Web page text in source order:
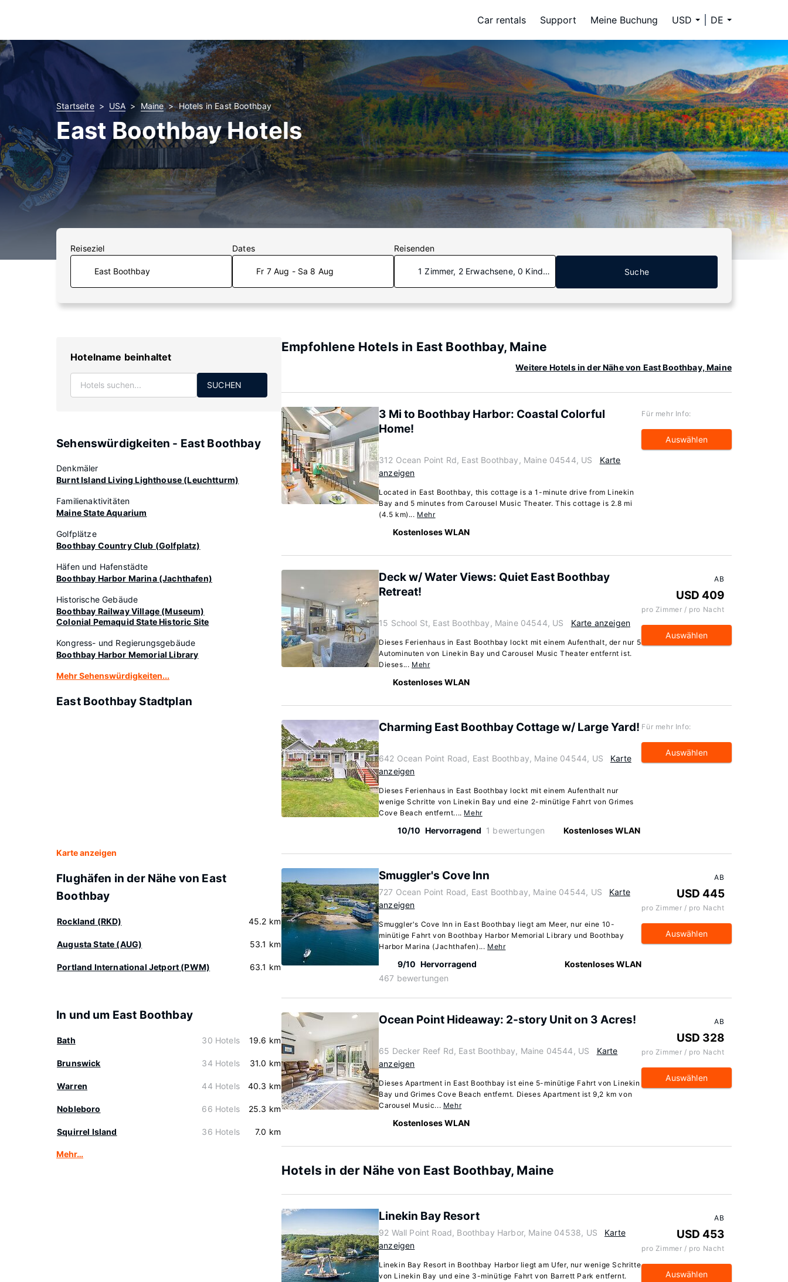
Car rentals Support Meine Buchung USD DE
Startseite USA Maine Hotels in East Boothbay
East Boothbay Hotels
Reiseziel Dates
Fr 7 Aug - Sa 8 Aug
Reisenden
1 Zimmer, 2 Erwachsene, 0 Kinder Suche
Hotelname beinhaltet
SUCHEN
Sehenswürdigkeiten - East Boothbay
Denkmäler
Burnt Island Living Lighthouse (Leuchtturm)
Familienaktivitäten
Maine State Aquarium
Golfplätze
Boothbay Country Club (Golfplatz)
Häfen und Hafenstädte
Boothbay Harbor Marina (Jachthafen)
Historische Gebäude
Boothbay Railway Village (Museum)
Colonial Pemaquid State Historic Site
Kongress- und Regierungsgebäude
Boothbay Harbor Memorial Library
Mehr Sehenswürdigkeiten...
East Boothbay Stadtplan
Karte anzeigen
Flughäfen in der Nähe von East
Boothbay
Rockland (RKD) 45.2 km
Augusta State (AUG) 53.1 km
Portland International Jetport (PWM) 63.1 km
In und um East Boothbay
Bath 30 Hotels 19.6 km
Brunswick 34 Hotels 31.0 km
Warren 44 Hotels 40.3 km
Nobleboro 66 Hotels 25.3 km
Squirrel Island 36 Hotels 7.0 km
Mehr…
Empfohlene Hotels in East Boothbay, Maine
Weitere Hotels in der Nähe von East Boothbay, Maine
3 Mi to Boothbay Harbor: Coastal Colorful
Home!
312 Ocean Point Rd, East Boothbay, Maine 04544, US
Karte
anzeigen
Located in East Boothbay, this cottage is a 1-minute drive from Linekin
Bay and 5 minutes from Carousel Music Theater. This cottage is 2.8 mi
(4.5 km)... Mehr
Kostenloses WLAN
Für mehr Info:
Auswählen
Deck w/ Water Views: Quiet East Boothbay
Retreat!
15 School St, East Boothbay, Maine 04544, US Karte anzeigen
Dieses Ferienhaus in East Boothbay lockt mit einem Aufenthalt, der nur 5
Autominuten von Linekin Bay und Carousel Music Theater entfernt ist.
Dieses... Mehr
Kostenloses WLAN
AB
USD 409
pro Zimmer / pro Nacht
Auswählen
Charming East Boothbay Cottage w/ Large Yard!
642 Ocean Point Road, East Boothbay, Maine 04544, US
Karte
anzeigen
Dieses Ferienhaus in East Boothbay lockt mit einem Aufenthalt nur
wenige Schritte von Linekin Bay und eine 2-minütige Fahrt von Grimes
Cove Beach entfernt.... Mehr
10/10 Hervorragend 1 bewertungen Kostenloses WLAN
Für mehr Info:
Auswählen
Smuggler's Cove Inn
727 Ocean Point Road, East Boothbay, Maine 04544, US
Karte
anzeigen
Smuggler's Cove Inn in East Boothbay liegt am Meer, nur eine 10-
minütige Fahrt von Boothbay Harbor Memorial Library und Boothbay
Harbor Marina (Jachthafen)... Mehr
9/10 Hervorragend
467 bewertungen
Kostenloses WLAN
AB
USD 445
pro Zimmer / pro Nacht
Auswählen
Ocean Point Hideaway: 2-story Unit on 3 Acres!
65 Decker Reef Rd, East Boothbay, Maine 04544, US
Karte
anzeigen
Dieses Apartment in East Boothbay ist eine 5-minütige Fahrt von Linekin
Bay und Grimes Cove Beach entfernt. Dieses Apartment ist 9,2 km von
Carousel Music... Mehr
Kostenloses WLAN
AB
USD 328
pro Zimmer / pro Nacht
Auswählen
Hotels in der Nähe von East Boothbay, Maine
Linekin Bay Resort
92 Wall Point Road, Boothbay Harbor, Maine 04538, US
Karte
anzeigen
Linekin Bay Resort in Boothbay Harbor liegt am Ufer, nur wenige Schritte
von Linekin Bay und eine 3-minütige Fahrt von Barrett Park entfernt.
AB
USD 453
pro Zimmer / pro Nacht
Auswählen